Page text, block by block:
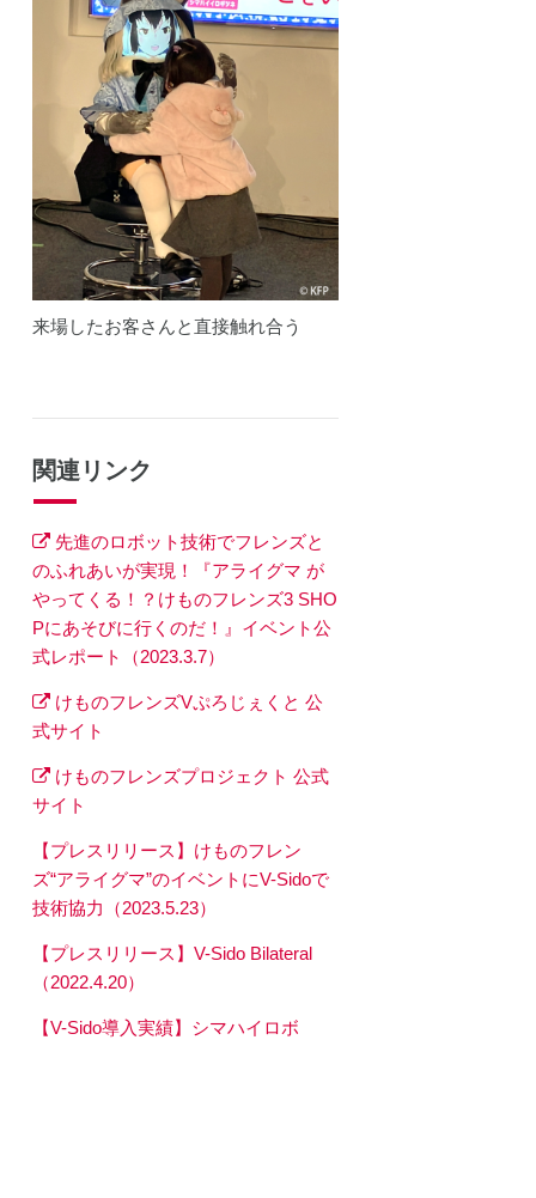
来場したお客さんと直接触れ合う
関連リンク
先進のロボット技術でフレンズと
のふれあいが実現！『アライグマ が
やってくる！？けものフレンズ3 SHO
Pにあそびに行くのだ！』イベント公
式レポート（2023.3.7）
けものフレンズVぷろじぇくと 公
式サイト
けものフレンズプロジェクト 公式
サイト
【プレスリリース】けものフレン
ズ“アライグマ”のイベントにV-Sidoで
技術協力（2023.5.23）
【プレスリリース】V-Sido Bilateral
（2022.4.20）
【V-Sido導入実績】シマハイロボ